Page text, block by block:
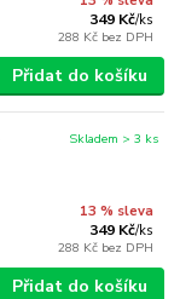
349 Kč/ks
288 Kč bez DPH
Přidat do košíku
13 % sleva
349 Kč/ks
288 Kč bez DPH
Skladem > 3 ks
Přidat do košíku